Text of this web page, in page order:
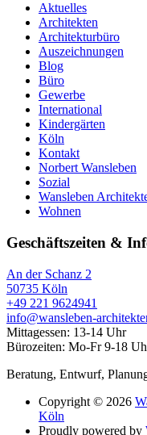
Aktuelles
Architekten
Architekturbüro
Auszeichnungen
Blog
Büro
Gewerbe
International
Kindergärten
Köln
Kontakt
Norbert Wansleben
Sozial
Wansleben
Wohnen
Geschäftszeiten &
An der Schanz 2
50735 Köln
+49 221 9624941‬
info@wansleben-
Mittagessen: 13-14 Uhr
Bürozeiten: Mo-Fr 9-18
Beratung, Entwurf,
Copyright © 2026
Köln
Proudly powered by